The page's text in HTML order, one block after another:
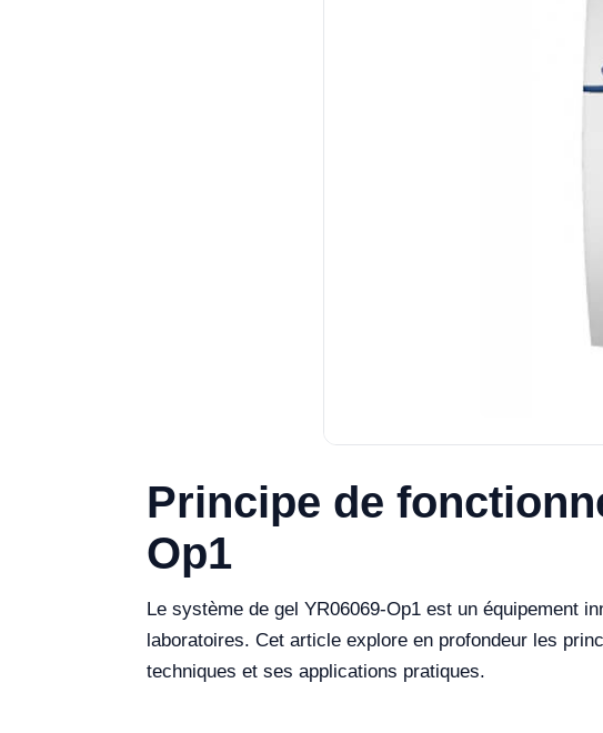
Principe de
Op1
Le système de gel YR06069-Op1 est un équipement
laboratoires. Cet article explore en profondeur les
techniques et ses applications pratiques.